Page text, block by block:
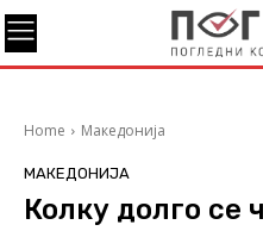
Home Македонија
МАКЕДОНИЈА
Колку долго се